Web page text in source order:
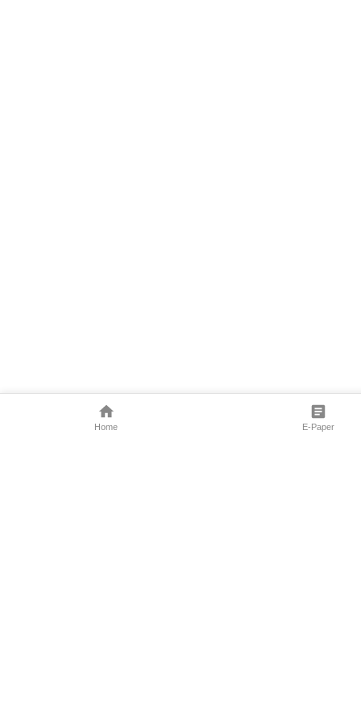
Home E-Paper